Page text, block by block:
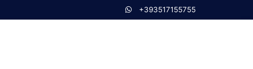
+393517155755